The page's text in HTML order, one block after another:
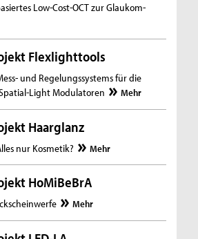
Low-Cost-OCT zur Glaukom-
Flexlighttools
und Regelungssystems für die
Light Modulatoren
Mehr
Haarglanz
nur Kosmetik? Mehr
HoMiBeBrA
Mehr